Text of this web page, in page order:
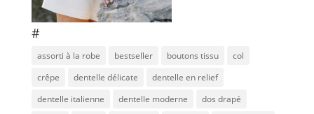
#
assorti à la robe bestseller boutons tissu
col
crêpe
dentelle délicate
dentelle en relief
dentelle italienne
dentelle moderne
dos drapé